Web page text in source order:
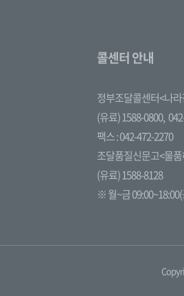
콜센터 안내
정부조달콜센터<나
(유료) 1588-0800,
팩스 : 042-472-2270
조달품질신문고<물
(유료) 1588-8128
※ 월~금